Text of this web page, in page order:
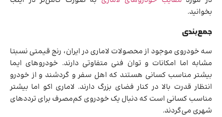
بخوانید.
جمع‌بندی
سه خودروی موجود از محصولات لاماری در ایران، رنج قیمتی نسبتا
مشابه اما امکانات و توان فنی متفاوتی دارند. خودروهای ایما
بیشتر مناسب کسانی هستند که اهل سفر و گردشند و از خودرو
انتظار قدرت بالا در کنار فضای بزرگ دارند. لاماری اکو اما بیشتر
مناسب کسانی است که دنبال یک خودروی کم‌مصرف برای ترددهای
شهری می‌گردند.